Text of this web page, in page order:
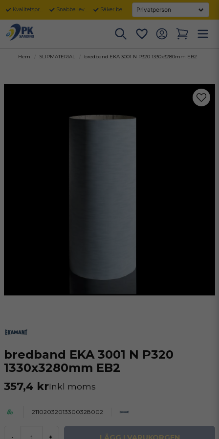
Kvalitetsprodukter Snabba leveranser Säker betalning
Hem SLIPMATERIAL bredband EKA 3001 N P320 1330x3280mm EB2
bredband EKA 3001 N P320
1330x3280mm EB2
357,4 krInkl moms
21102032013300328002
- +